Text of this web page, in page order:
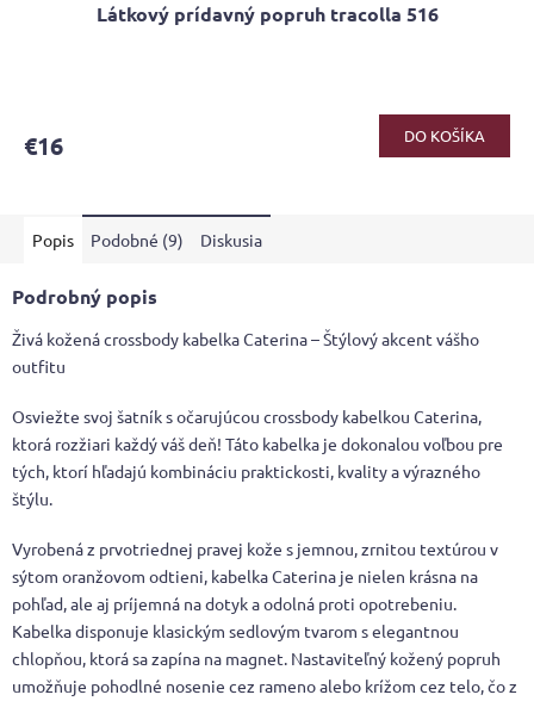
Látkový prídavný popruh tracolla 516
€16 DO KOŠÍKA
Popis Podobné (9) Diskusia
Podrobný popis
Živá kožená crossbody kabelka Caterina – Štýlový akcent vášho
outfitu
Osviežte svoj šatník s očarujúcou crossbody kabelkou Caterina,
ktorá rozžiari každý váš deň! Táto kabelka je dokonalou voľbou pre
tých, ktorí hľadajú kombináciu praktickosti, kvality a výrazného
štýlu.
Vyrobená z prvotriednej pravej kože s jemnou, zrnitou textúrou v
sýtom oranžovom odtieni, kabelka Caterina je nielen krásna na
pohľad, ale aj príjemná na dotyk a odolná proti opotrebeniu.
Kabelka disponuje klasickým sedlovým tvarom s elegantnou
chlopňou, ktorá sa zapína na magnet. Nastaviteľný kožený popruh
umožňuje pohodlné nosenie cez rameno alebo krížom cez telo, čo z